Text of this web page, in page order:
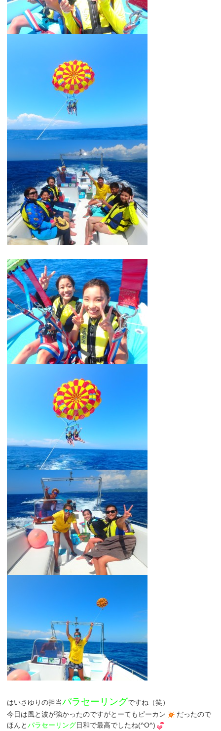
はいさゆりの担当パラセーリングですね（笑）
今日は風と波が強かったのですがとーてもピーカン
だったので
ほんとパラセーリング日和で最高でしたね(^O^)